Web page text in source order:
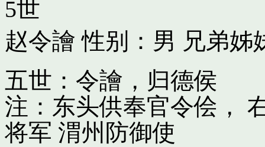
5世
赵令譮 性别：男 兄弟姊
五世：令譮，归德侯
注：东头供奉官令侩，
将军 渭州防御使